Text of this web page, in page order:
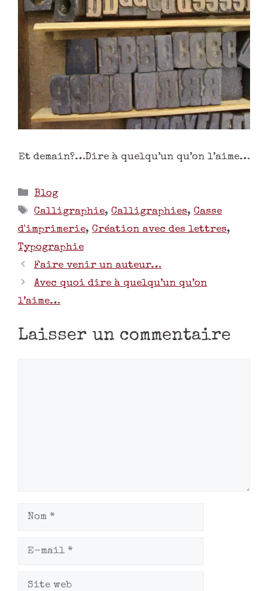
Et demain?…Dire à quelqu’un qu’on l’aime…
Blog
Calligraphie,Calligraphies,Casse
d'imprimerie, Création avec des lettres,
Typographie
Faire venir un auteur…
Avec quoi dire à quelqu’un qu’on
l’aime…
Laisser un commentaire